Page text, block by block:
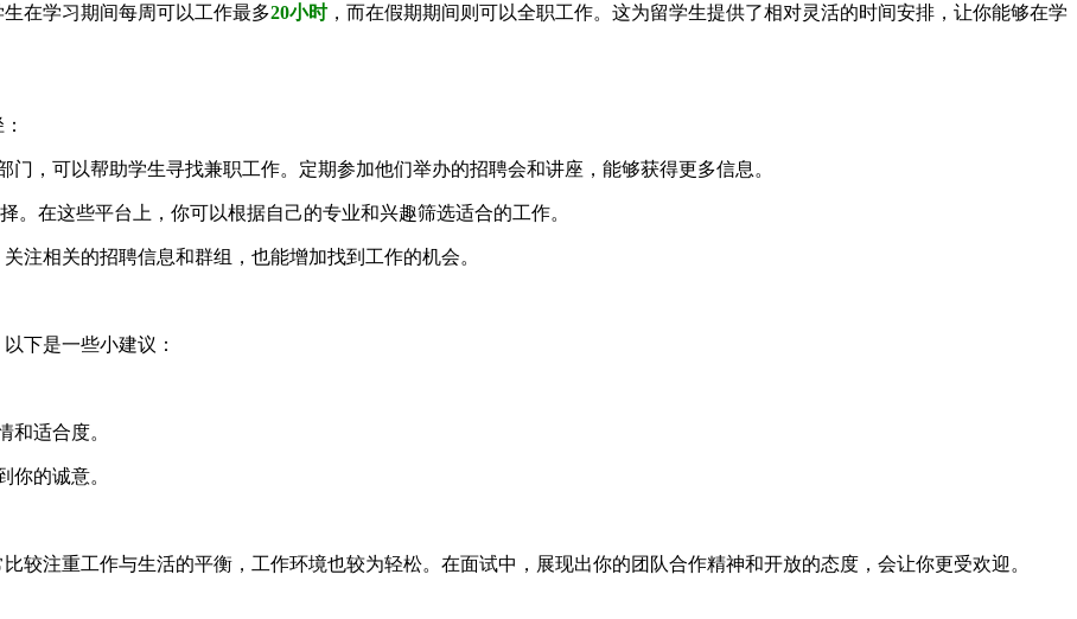
在学习期间每周可以工作最多20小时，而在假期期间则可以全职工作。这为留学生提供了相对灵活的时间安排，让你能够在学
门，可以帮助学生寻找兼职工作。定期参加他们举办的招聘会和讲座，能够获得更多信息。
。在这些平台上，你可以根据自己的专业和兴趣筛选适合的工作。
注相关的招聘信息和群组，也能增加找到工作的机会。
下是一些小建议：
和适合度。
你的诚意。
较注重工作与生活的平衡，工作环境也较为轻松。在面试中，展现出你的团队合作精神和开放的态度，会让你更受欢迎。